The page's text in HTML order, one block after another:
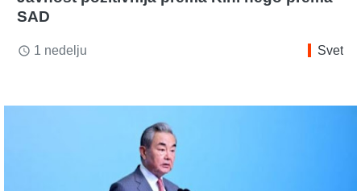
SAD
access_time 1 nedelju Svet